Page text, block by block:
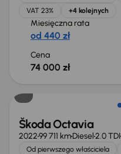
VAT 23%
+4 kolejnych
Miesięczna rata
od 440 zł
Cena
74 000 zł
Škoda Octavia
202299 711 kmDiesel2.0 TDI
Od pierwszego właściciela